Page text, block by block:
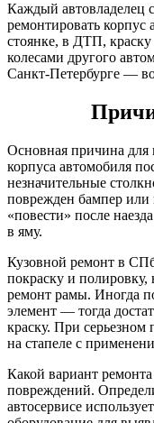
Каждый автовладелец
ремонтировать
стоянке, в ДТП,
колесами другого
Санкт-Петербурге —
Основная причина
корпуса автомобиля
незначительные
поврежден бампер или
«повести» после
в яму.
Кузовной ремонт в
покраску и полировку,
ремонт рамы. Иногда
элемент — тогда
краску. При серьезном
на стапеле с
Какой вариант
повреждений.
автосервисе